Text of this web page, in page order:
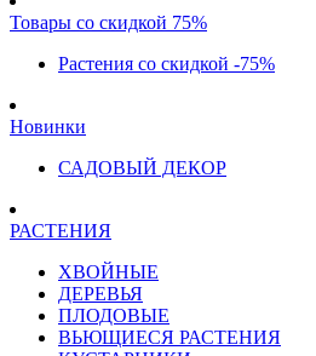
Товары со скидкой 75%
Растения со скидкой -75%
Новинки
САДОВЫЙ ДЕКОР
РАСТЕНИЯ
ХВОЙНЫЕ
ДЕРЕВЬЯ
ПЛОДОВЫЕ
ВЬЮЩИЕСЯ РАСТЕНИЯ